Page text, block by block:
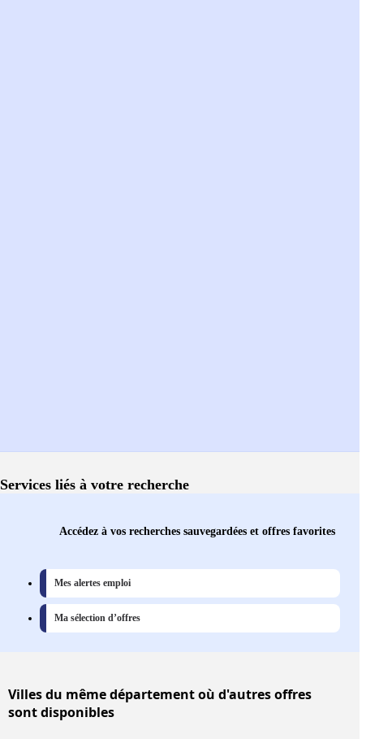
Services liés à votre recherche
Accédez à vos recherches sauvegardées et offres favorites
Mes alertes emploi
Ma sélection d’offres
Villesdu même département où d'autres offres
sont disponibles